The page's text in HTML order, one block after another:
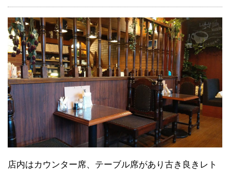
店内はカウンター席、テーブル席があり古き良きレト